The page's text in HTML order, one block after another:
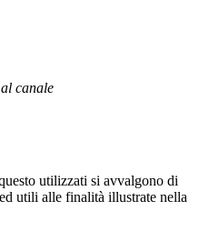
canale
utilizzati si avvalgono di
utili alle finalità illustrate nella